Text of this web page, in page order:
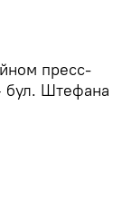
пресс-
бул. Штефана